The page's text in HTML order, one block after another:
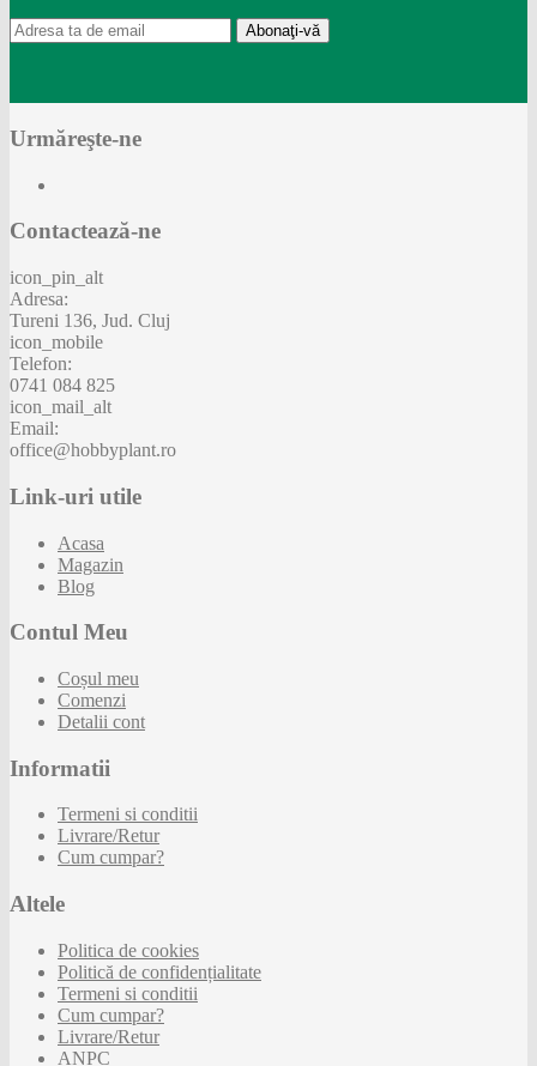
Abonaţi-vă
Urmăreşte-ne
Contactează-ne
icon_pin_alt
Adresa:
Tureni 136, Jud. Cluj
icon_mobile
Telefon:
0741 084 825
icon_mail_alt
Email:
office@hobbyplant.ro
Link-uri utile
Acasa
Magazin
Blog
Contul Meu
Coșul meu
Comenzi
Detalii cont
Informatii
Termeni si conditii
Livrare/Retur
Cum cumpar?
Altele
Politica de cookies
Politică de confidențialitate
Termeni si conditii
Cum cumpar?
Livrare/Retur
ANPC